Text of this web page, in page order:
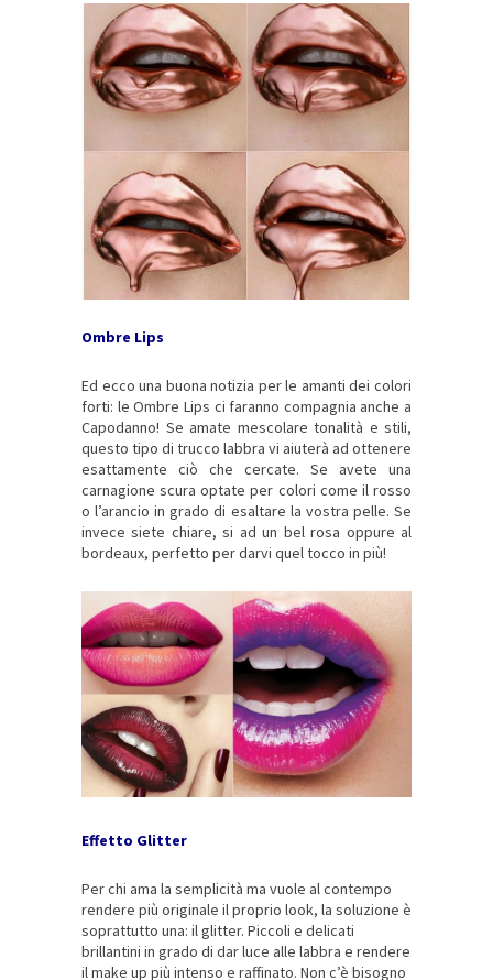
Ombre Lips
Ed ecco una buona notizia per le amanti dei colori
forti: le Ombre Lips ci faranno compagnia anche a
Capodanno! Se amate mescolare tonalità e stili,
questo tipo di trucco labbra vi aiuterà ad ottenere
esattamente ciò che cercate. Se avete una
carnagione scura optate per colori come il rosso
o l’arancio in grado di esaltare la vostra pelle. Se
invece siete chiare, si ad un bel rosa oppure al
bordeaux, perfetto per darvi quel tocco in più!
Effetto Glitter
Per chi ama la semplicità ma vuole al contempo
rendere più originale il proprio look, la soluzione è
soprattutto una: il glitter. Piccoli e delicati
brillantini in grado di dar luce alle labbra e rendere
il make up più intenso e raffinato. Non c’è bisogno